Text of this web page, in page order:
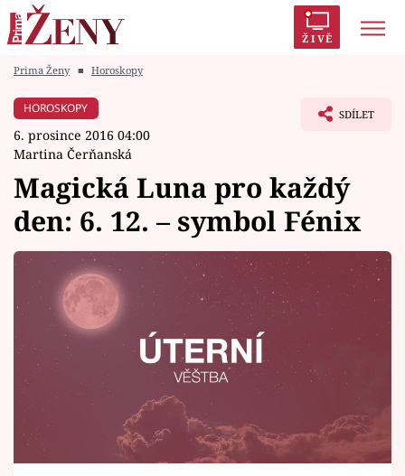
ŽIVĚ
Módní alarm
Témata
Celebrity
Vztahy
Seriály
Horoskopy
Sledujte prima+
Prima Ženy ■ Horoskopy
HOROSKOPY
6. prosince 2016 04:00
Martina Čerňanská
SDÍLET
Magická Luna pro každý
den: 6. 12. – symbol Fénix